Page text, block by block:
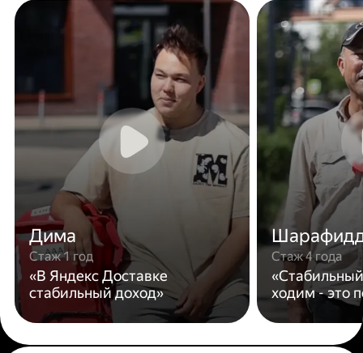
Дима
Стаж 1 год
«В Яндекс Доставке
стабильный доход»
Стаж 4 года
ходим - это